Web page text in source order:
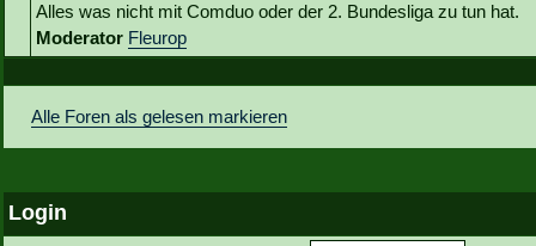
Alles was nicht mit Comduo oder der 2. Bundesliga zu tun hat.
Moderator Fleurop
Alle Foren als gelesen markieren
Login